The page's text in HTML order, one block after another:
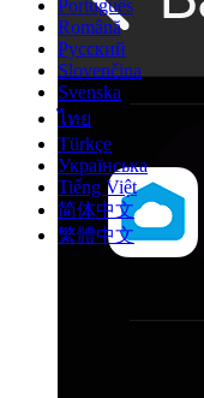
Português
Română
Русский
Slovenčina
Svenska
ไทย
Türkçe
Українська
Tiếng Việt
简体中文
繁體中文